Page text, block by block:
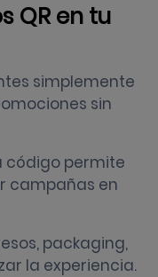
QR en tu
simplemente
sin
código permite
campañas en
packaging,
la experiencia.